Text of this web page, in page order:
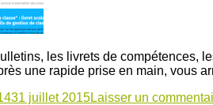
les livrets de compétences,
une rapide prise en main, vous
31 juillet 2015Laisser un